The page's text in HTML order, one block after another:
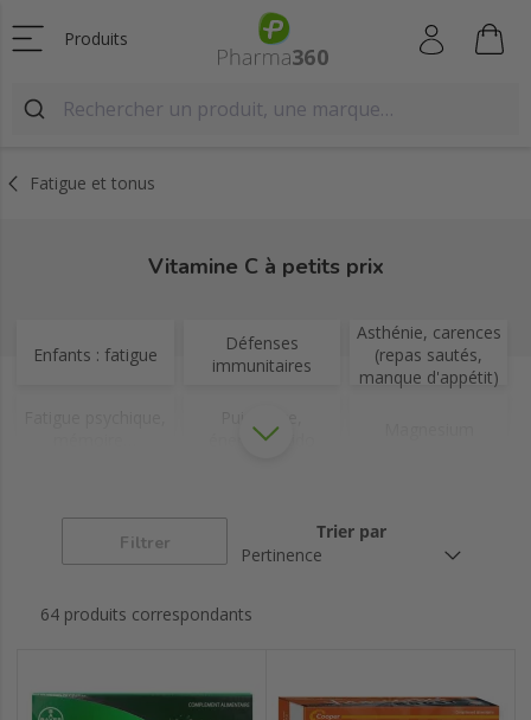
Produits
Fatigue et tonus
Vitamine C à petits prix
Enfants : fatigue
Défenses
immunitaires
Asthénie, carences
(repas sautés,
manque d'appétit)
énergie, libido
Filtrer
Trier par
64 produits correspondants